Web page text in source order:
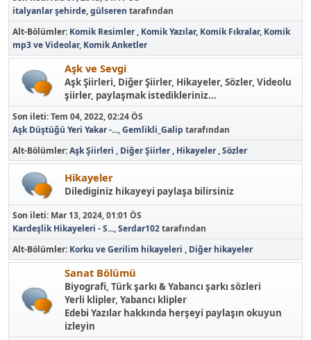
italyanlar şehirde,gülseren tarafından
Alt-Bölümler Komik Resimler Komik Yazılar Komik Fıkralar Komik
mp3 ve Videolar Komik Anketler
Aşk ve Sevgi
Aşk Şiirleri, Diğer Şiirler, Hikayeler, Sözler, Videolu
şiirler, paylaşmak istedikleriniz...
Son ileti:Tem 04, 2022, 02:24 ÖS
Aşk Düştüğü Yeri Yakar -...,Gemlikli_Galip tarafından
Alt-Bölümler Aşk Şiirleri Diğer Şiirler Hikayeler Sözler
Hikayeler
Dilediginiz hikayeyi paylaşa bilirsiniz
Son ileti: Mar 13, 2024, 01:01 ÖS
Kardeşlik Hikayeleri - S...,Serdar102tarafından
Alt-Bölümler Korku ve Gerilim hikayeleri Diğer hikayeler
Sanat Bölümü
Biyografi, Türk şarkı & Yabancı şarkı sözleri
Yerli klipler, Yabancı klipler
Edebi Yazılar hakkında herşeyi paylaşın okuyun
izleyin